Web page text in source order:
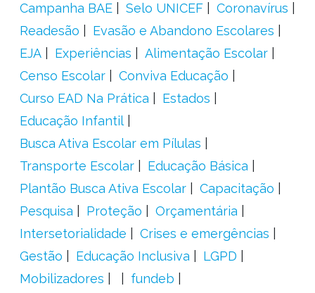
Campanha BAE Selo UNICEF
Coronavírus
Readesão
Evasão e Abandono Escolares
EJA
Experiências
Alimentação Escolar
Censo Escolar
Conviva Educação
Curso EAD Na Prática
Estados
Educação Infantil
Busca Ativa Escolar em Pílulas
Transporte Escolar
Educação Básica
Plantão Busca Ativa Escolar
Capacitação
Pesquisa
Proteção
Orçamentária
Intersetorialidade
Crises e emergências
Gestão
Educação Inclusiva
LGPD
Mobilizadores
fundeb